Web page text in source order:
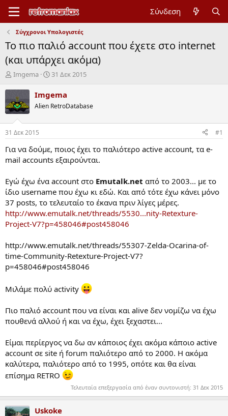
Σύνδεση
Σύγχρονοι Υπολογιστές
Το πιο παλιό account που έχετε στο internet
(και υπάρχει ακόμα)
Έ
α
ρ
ξ
η
μ
ί
ζ
ς
Imgema
Η
ε
ο
ν
α
έ
α
ρ
ξ
η
31 Δεκ 2015
Imgema
Alien RetroDatabase
31 Δεκ 2015 #1
Για να δούμε, ποιος έχει το παλιότερο active account, τα e-
mail accounts εξαιρούνται.
Εγώ έχω ένα account στο Emutalk.net από το 2003... με το
ίδιο username που έχω κι εδώ. Και από τότε έχω κάνει μόνο
37 posts, το τελευταίο το έκανα πριν λίγες μέρες.
http://www.emutalk.net/threads/5530...nity-Retexture-
Project-V7?p=458046#post458046
http://www.emutalk.net/threads/55307-Zelda-Ocarina-of-
time-Community-Retexture-Project-V7?
p=458046#post458046
Μιλάμε πολύ activity
Πιο παλιό account που να είναι και alive δεν νομίζω να έχω
πουθενά αλλού ή και να έχω, έχει ξεχαστει...
Είμαι περίεργος να δω αν κάποιος έχει ακόμα κάποιο active
account σε site ή forum παλιότερο από το 2000. Η ακόμα
καλύτερα, παλιότερο από το 1995, οπότε και θα είναι
επίσημα RETRO
Τελευταία επεξεργασία από έναν συντονιστή: 31 Δεκ 2015
Uskoke